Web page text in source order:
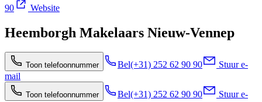
90
Website
Heemborgh Makelaars Nieuw-Vennep
Toon telefoonnummer Bel(+31) 252 62 90 90
Stuur e-
mail
Toon telefoonnummer Bel(+31) 252 62 90 90
Stuur e-